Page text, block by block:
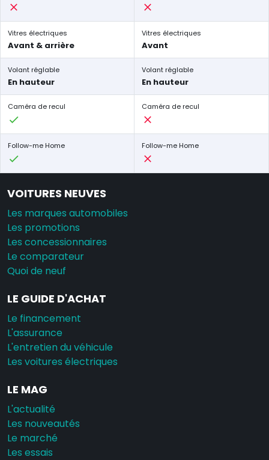
Vitres électriques
Avant & arrière
Vitres électriques
Avant
Volant réglable
En hauteur
Volant réglable
En hauteur
Caméra de recul Caméra de recul
Follow-me Home Follow-me Home
VOITURES NEUVES
Les marques automobiles
Les promotions
Les concessionnaires
Le comparateur
Quoi de neuf
LE GUIDE D'ACHAT
Le financement
L'assurance
L'entretien du véhicule
Les voitures électriques
LE MAG
L'actualité
Les nouveautés
Le marché
Les essais